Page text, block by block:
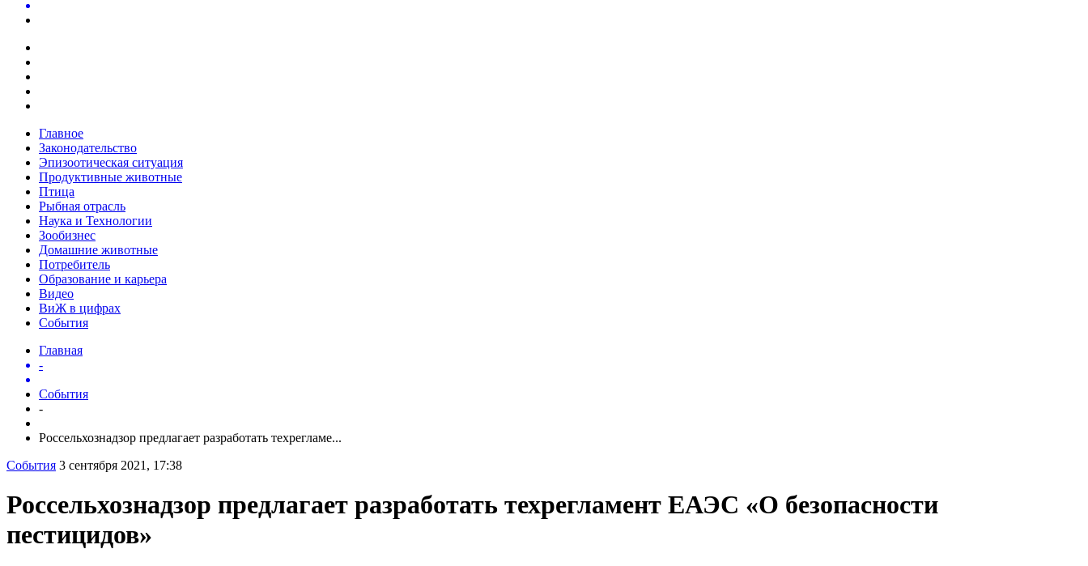
Главное
Законодательство
Эпизоотическая ситуация
Продуктивные животные
Птица
Рыбная отрасль
Наука и Технологии
Зообизнес
Домашние животные
Потребитель
Образование и карьера
Видео
ВиЖ в цифрах
События
Главная
-
События
-
Россельхознадзор предлагает разработать техрегламе...
События 3 сентября 2021, 17:38
Россельхознадзор предлагает разработать техрегламент ЕАЭС «О безопасности
пестицидов»